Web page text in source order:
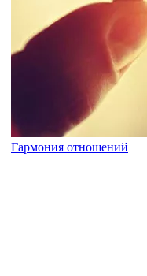
Гармония отношений